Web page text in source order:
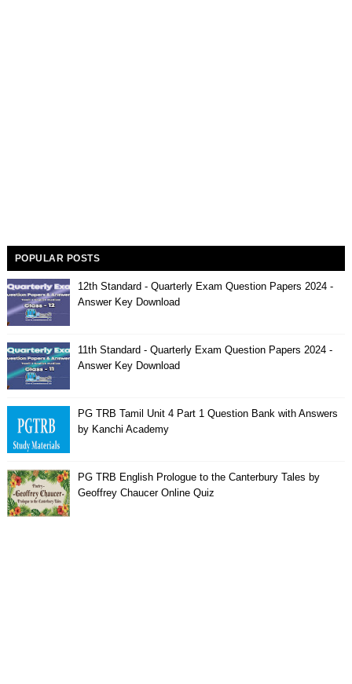
POPULAR POSTS
12th Standard - Quarterly Exam Question Papers 2024 -
Answer Key Download
11th Standard - Quarterly Exam Question Papers 2024 -
Answer Key Download
PG TRB Tamil Unit 4 Part 1 Question Bank with Answers
by Kanchi Academy
PG TRB English Prologue to the Canterbury Tales by
Geoffrey Chaucer Online Quiz